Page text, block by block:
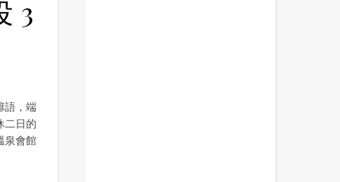
3
語，端
二日的
泉會館